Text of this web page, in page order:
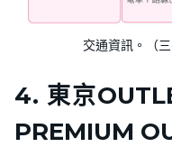
交通資訊。（
4. 東京
PREMIUM